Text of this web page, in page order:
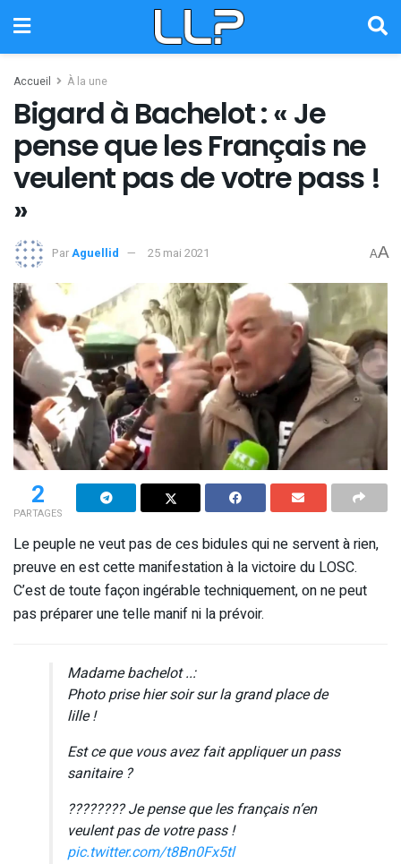
Accueil À la une
Bigard à Bachelot : « Je
pense que les Français ne
veulent pas de votre pass !
»
ParAguellid 25 mai 2021 AA
2
PARTAGES
Le peuple ne veut pas de ces bidules qui ne servent à rien,
preuve en est cette manifestation à la victoire du LOSC.
C’est de toute façon ingérable techniquement, on ne peut
pas préparer une telle manif ni la prévoir.
Madame bachelot ..:
Photo prise hier soir sur la grand place de
lille !
Est ce que vous avez fait appliquer un pass
sanitaire ?
???????? Je pense que les français n’en
veulent pas de votre pass !
pic.twitter.com/t8Bn0Fx5tl